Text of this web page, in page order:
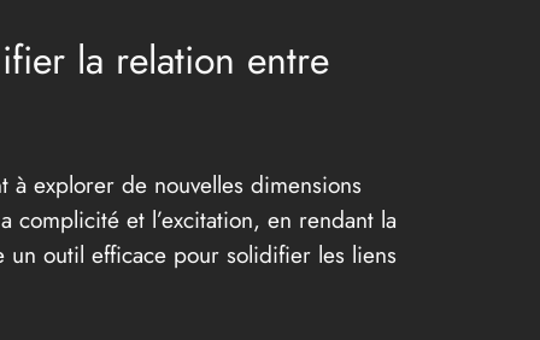
la relation entre
explorer de nouvelles dimensions
complicité et l’excitation, en rendant la
un outil efficace pour solidifier les liens